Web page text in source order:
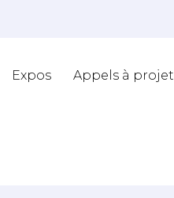
Expos Appels à projet